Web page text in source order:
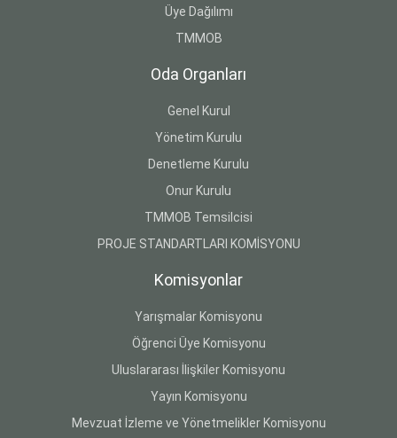
Üye Dağılımı
TMMOB
Oda Organları
Genel Kurul
Yönetim Kurulu
Denetleme Kurulu
Onur Kurulu
TMMOB Temsilcisi
PROJE STANDARTLARI KOMİSYONU
Komisyonlar
Yarışmalar Komisyonu
Öğrenci Üye Komisyonu
Uluslararası İlişkiler Komisyonu
Yayın Komisyonu
Mevzuat İzleme ve Yönetmelikler Komisyonu